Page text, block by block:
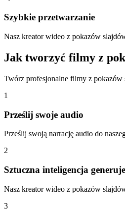
Szybkie przetwarzanie
Nasz kreator wideo z pokazów
Jak tworzyć filmy z
Twórz profesjonalne filmy z pokazów
1
Prześlij swoje audio
Prześlij swoją narrację audio do
2
Sztuczna inteligencja
Nasz kreator wideo z pokazów
3